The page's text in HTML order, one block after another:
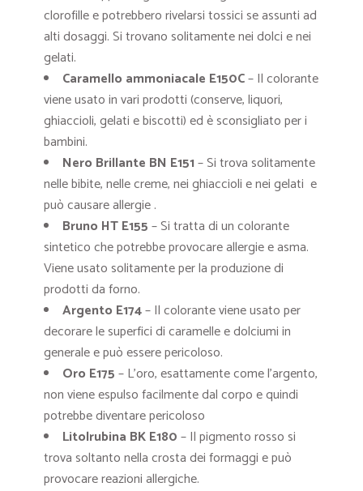
clorofille e potrebbero rivelarsi tossici se assunti ad
alti dosaggi. Si trovano solitamente nei dolci e nei
gelati.
Caramello ammoniacale E150C– Il colorante
viene usato in vari prodotti (conserve, liquori,
ghiaccioli, gelati e biscotti) ed è sconsigliato per i
bambini.
Nero Brillante BN E151– Si trova solitamente
nelle bibite, nelle creme, nei ghiaccioli e nei gelati e
può causare allergie .
Bruno HT E155– Si tratta di un colorante
sintetico che potrebbe provocare allergie e asma.
Viene usato solitamente per la produzione di
prodotti da forno.
Argento E174– Il colorante viene usato per
decorare le superfici di caramelle e dolciumi in
generale e può essere pericoloso.
Oro E175– L’oro, esattamente come l’argento,
non viene espulso facilmente dal corpo e quindi
potrebbe diventare pericoloso
Litolrubina BK E180– Il pigmento rosso si
trova soltanto nella crosta dei formaggi e può
provocare reazioni allergiche.